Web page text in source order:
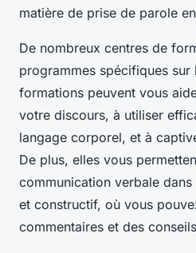
matière de prise de parole
De nombreux centres de
programmes spécifiques sur
formations peuvent vous
votre discours, à utiliser
langage corporel, et à
De plus, elles vous
communication verbale
et constructif, où vous
commentaires et des